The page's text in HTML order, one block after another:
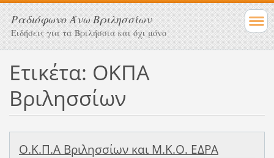
Ραδιόφωνο Άνω Βριλησσίων
Ειδήσεις για τα Βριλήσσια και όχι μόνο
Ετικέτα: ΟΚΠΑ
Βριλησσίων
Ο.Κ.Π.Α Βριλησσίων και Μ.Κ.Ο. ΕΔΡΑ